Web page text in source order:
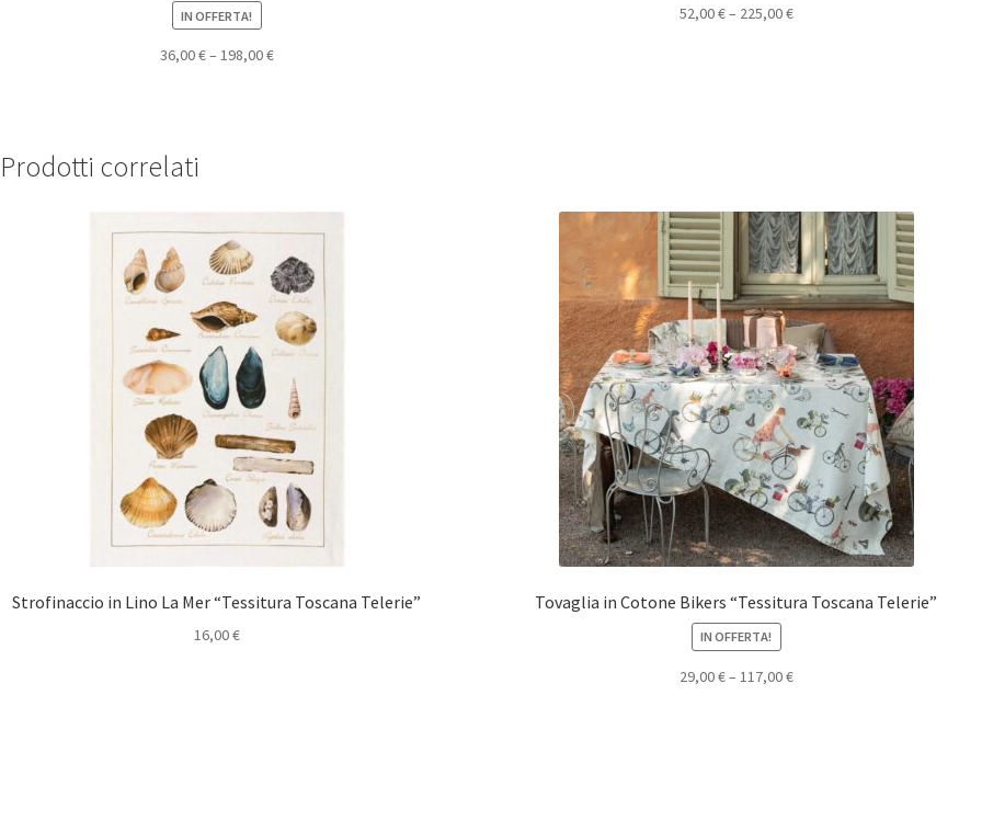
IN OFFERTA!
36,00€– 198,00€
52,00€– 225,00€
Prodotti correlati
Strofinaccio in Lino La Mer “Tessitura Toscana Telerie”
16,00€
Tovaglia in Cotone Bikers “Tessitura Toscana Telerie”
IN OFFERTA!
29,00€– 117,00€